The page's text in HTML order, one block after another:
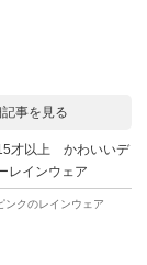
事を見る
15才以上 かわいいデ
レインウェア
クのレインウェア